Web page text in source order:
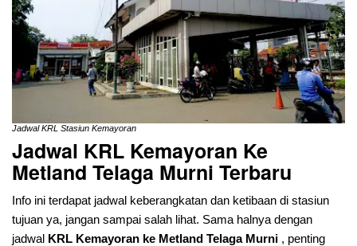
Jadwal KRL Stasiun Kemayoran
Jadwal KRL Kemayoran Ke
Metland Telaga Murni Terbaru
Info ini terdapat jadwal keberangkatan dan ketibaan di stasiun
tujuan ya, jangan sampai salah lihat. Sama halnya dengan
jadwal KRL Kemayoran ke Metland Telaga Murni , penting